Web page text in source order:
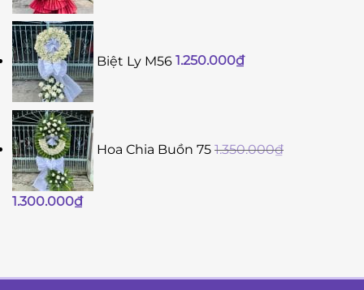
Biệt Ly M56 1.250.000₫
Hoa Chia Buồn 75 1.350.000₫
Giá
1.300.000₫Giá
1.300.000₫.